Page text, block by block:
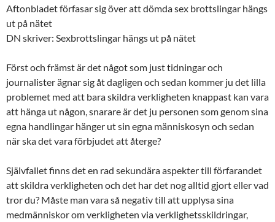
Aftonbladet förfasar sig över att dömda sex brottslingar hängs
ut på nätet
DN skriver: Sexbrottslingar hängs ut på nätet
Först och främst är det något som just tidningar och
journalister ägnar sig åt dagligen och sedan kommer ju det lilla
problemet med att bara skildra verkligheten knappast kan vara
att hänga ut någon, snarare är det ju personen som genom sina
egna handlingar hänger ut sin egna människosyn och sedan
när ska det vara förbjudet att återge?
Självfallet finns det en rad sekundära aspekter till förfarandet
att skildra verkligheten och det har det nog alltid gjort eller vad
tror du? Måste man vara så negativ till att upplysa sina
medmänniskor om verkligheten via verklighetsskildringar,